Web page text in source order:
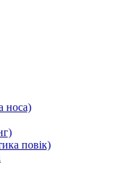
носа)
повік)